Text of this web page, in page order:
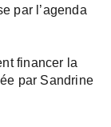
par l’agenda
financer la
par Sandrine